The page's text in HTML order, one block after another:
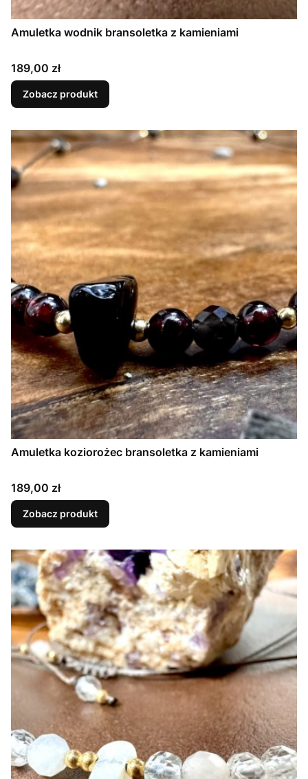
Amuletka wodnik bransoletka z kamieniami
Cena
189,00 zł
Zobacz produkt
Amuletka koziorożec bransoletka z kamieniami
Cena
189,00 zł
Zobacz produkt